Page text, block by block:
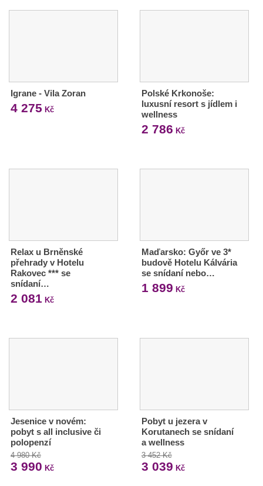
Igrane - Vila Zoran
4 275 Kč
Polské Krkonoše:
luxusní resort s jídlem i
wellness
2 786 Kč
Relax u Brněnské
přehrady v Hotelu
Rakovec *** se
snídaní…
2 081 Kč
Maďarsko: Győr ve 3*
budově Hotelu Kálvária
se snídaní nebo…
1 899 Kč
Jesenice v novém:
pobyt s all inclusive či
polopenzí
4 980 Kč
3 990 Kč
Pobyt u jezera v
Korutanech se snídaní
a wellness
3 452 Kč
3 039 Kč